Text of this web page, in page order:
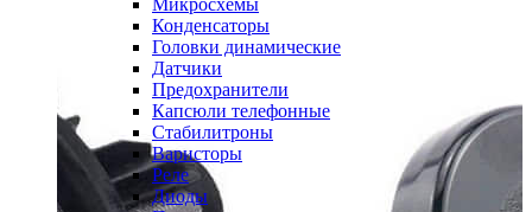
Микросхемы
Конденсаторы
Головки динамические
Датчики
Предохранители
Капсюли телефонные
Стабилитроны
Варисторы
Реле
Диоды